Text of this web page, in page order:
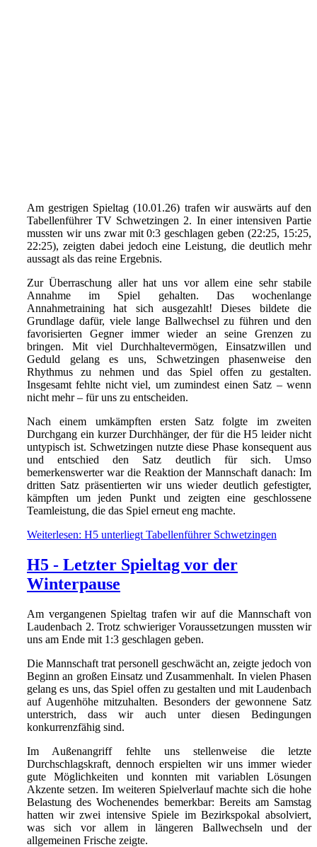
Am gestrigen Spieltag (10.01.26) trafen wir auswärts auf den
Tabellenführer TV Schwetzingen 2. In einer intensiven Partie
mussten wir uns zwar mit 0:3 geschlagen geben (22:25, 15:25,
22:25), zeigten dabei jedoch eine Leistung, die deutlich mehr
aussagt als das reine Ergebnis.
Zur Überraschung aller hat uns vor allem eine sehr stabile
Annahme im Spiel gehalten. Das wochenlange
Annahmetraining hat sich ausgezahlt! Dieses bildete die
Grundlage dafür, viele lange Ballwechsel zu führen und den
favorisierten Gegner immer wieder an seine Grenzen zu
bringen. Mit viel Durchhaltevermögen, Einsatzwillen und
Geduld gelang es uns, Schwetzingen phasenweise den
Rhythmus zu nehmen und das Spiel offen zu gestalten.
Insgesamt fehlte nicht viel, um zumindest einen Satz – wenn
nicht mehr – für uns zu entscheiden.
Nach einem umkämpften ersten Satz folgte im zweiten
Durchgang ein kurzer Durchhänger, der für die H5 leider nicht
untypisch ist. Schwetzingen nutzte diese Phase konsequent aus
und entschied den Satz deutlich für sich. Umso
bemerkenswerter war die Reaktion der Mannschaft danach: Im
dritten Satz präsentierten wir uns wieder deutlich gefestigter,
kämpften um jeden Punkt und zeigten eine geschlossene
Teamleistung, die das Spiel erneut eng machte.
Weiterlesen: H5 unterliegt Tabellenführer Schwetzingen
H5 - Letzter Spieltag vor der
Winterpause
Am vergangenen Spieltag trafen wir auf die Mannschaft von
Laudenbach 2. Trotz schwieriger Voraussetzungen mussten wir
uns am Ende mit 1:3 geschlagen geben.
Die Mannschaft trat personell geschwächt an, zeigte jedoch von
Beginn an großen Einsatz und Zusammenhalt. In vielen Phasen
gelang es uns, das Spiel offen zu gestalten und mit Laudenbach
auf Augenhöhe mitzuhalten. Besonders der gewonnene Satz
unterstrich, dass wir auch unter diesen Bedingungen
konkurrenzfähig sind.
Im Außenangriff fehlte uns stellenweise die letzte
Durchschlagskraft, dennoch erspielten wir uns immer wieder
gute Möglichkeiten und konnten mit variablen Lösungen
Akzente setzen. Im weiteren Spielverlauf machte sich die hohe
Belastung des Wochenendes bemerkbar: Bereits am Samstag
hatten wir zwei intensive Spiele im Bezirkspokal absolviert,
was sich vor allem in längeren Ballwechseln und der
allgemeinen Frische zeigte.